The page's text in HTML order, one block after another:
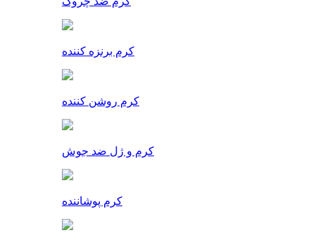
کرم برنزه کننده
کرم روشن کننده
کرم و ژل ضد جوش
کرم پوشاننده